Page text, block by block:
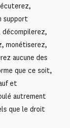
support
monétiserez,
aucune des
que ce soit,
et
autrement
que le droit